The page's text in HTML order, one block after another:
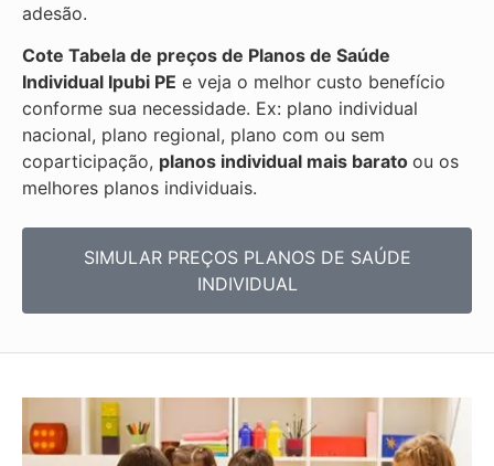
adesão.
Cote Tabela de preços de Planos de Saúde
Individual Ipubi PE e veja o melhor custo benefício
conforme sua necessidade. Ex: plano individual
nacional, plano regional, plano com ou sem
coparticipação, planos individual mais barato ou os
melhores planos individuais.
SIMULAR PREÇOS PLANOS DE SAÚDE
INDIVIDUAL